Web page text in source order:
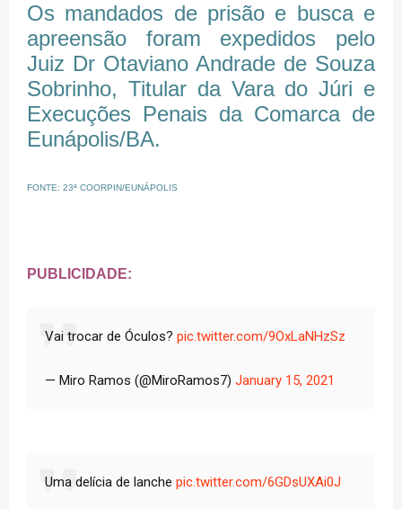
Os mandados de prisão e busca e
apreensão foram expedidos pelo
Juiz Dr Otaviano Andrade de Souza
Sobrinho, Titular da Vara do Júri e
Execuções Penais da Comarca de
Eunápolis/BA.
FONTE: 23ª COORPIN/EUNÁPOLIS
PUBLICIDADE:
Vai trocar de Óculos? pic.twitter.com/9OxLaNHzSz
— Miro Ramos (@MiroRamos7) January 15, 2021
Uma delícia de lanche pic.twitter.com/6GDsUXAi0J